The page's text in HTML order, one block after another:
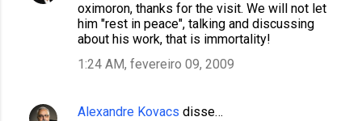
oximoron, thanks for the visit. We will not let
him "rest in peace", talking and discussing
about his work, that is immortality!
1:24 AM, fevereiro 09, 2009
Alexandre Kovacs disse…